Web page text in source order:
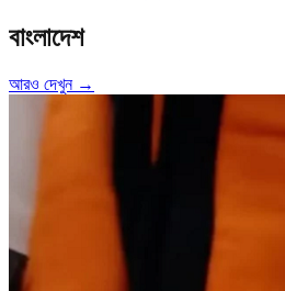
বাংলাদেশ
আরও দেখুন →